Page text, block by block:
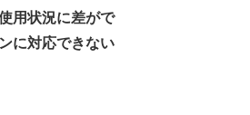
用状況に差がで
に対応できない